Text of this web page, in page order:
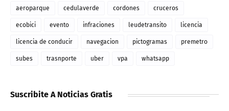
aeroparque cedulaverde cordones cruceros
ecobici evento infraciones leudetransito licencia
licencia de conducir navegacion pictogramas premetro
subes trasnporte uber vpa whatsapp
Suscribite A Noticias Gratis